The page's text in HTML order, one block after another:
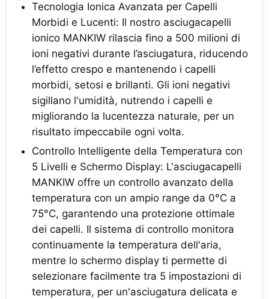
Tecnologia Ionica Avanzata per Capelli
Morbidi e Lucenti: Il nostro asciugacapelli
ionico MANKIW rilascia fino a 500 milioni di
ioni negativi durante l’asciugatura, riducendo
l’effetto crespo e mantenendo i capelli
morbidi, setosi e brillanti. Gli ioni negativi
sigillano l'umidità, nutrendo i capelli e
migliorando la lucentezza naturale, per un
risultato impeccabile ogni volta.
Controllo Intelligente della Temperatura con
5 Livelli e Schermo Display: L'asciugacapelli
MANKIW offre un controllo avanzato della
temperatura con un ampio range da 0°C a
75°C, garantendo una protezione ottimale
dei capelli. Il sistema di controllo monitora
continuamente la temperatura dell'aria,
mentre lo schermo display ti permette di
selezionare facilmente tra 5 impostazioni di
temperatura, per un'asciugatura delicata e